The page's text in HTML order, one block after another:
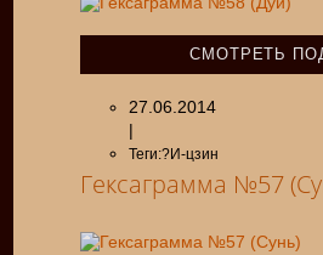
СМОТРЕТЬ
27.06.2014
|
Теги:?И-цзин
Гексаграмма №57